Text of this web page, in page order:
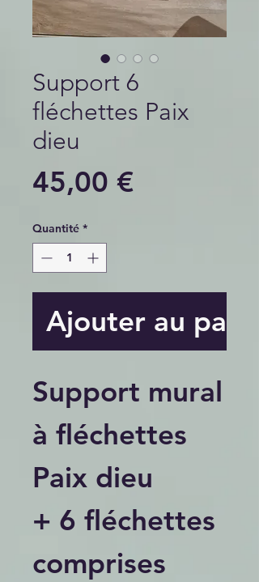
Support 6
fléchettes Paix
dieu
45,00 €Prix
Quantité *
Ajouter au
Support mural
à fléchettes
Paix dieu
+ 6 fléchettes
comprises